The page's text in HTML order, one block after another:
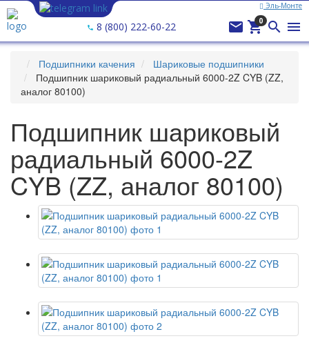
Эль-Монте
Ваш город —Эль-Монте
8 (800) 222-60-22  
0  
Подшипники качения
Шариковые подшипники
Подшипник шариковый радиальный 6000-2Z CYB (ZZ,
аналог 80100)
Подшипник шариковый
радиальный 6000-2Z
CYB (ZZ, аналог 80100)